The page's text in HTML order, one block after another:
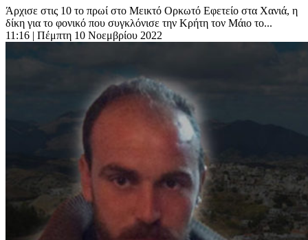
Άρχισε στις 10 το πρωί στο Μεικτό Ορκωτό Εφετείο στα Χανιά, η
δίκη για το φονικό που συγκλόνισε την Κρήτη τον Μάιο το...
11:16 | Πέμπτη 10 Νοεμβρίου 2022